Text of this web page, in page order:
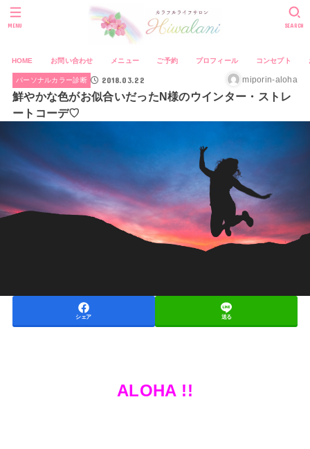
HOME お問い合わせ メニュー ご予約 プロフィール コンセプト
SEARCH
MENU
パーソナルカラー診断 2018.03.22 miporin-aloha
鮮やかな色がお似合いだったN様のウインター・ストレ
ートコーデ♡
シェア 送る
ALOHA !!